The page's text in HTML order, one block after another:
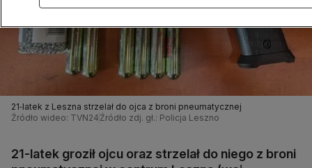
21‑latek z Leszna strzelał do ojca z broni pneumatycznej
Źródło wideo: TVN24 Źródło zdj. gł.: Policja Leszno
21-latek groził ojcu oraz strzelał do niego z broni